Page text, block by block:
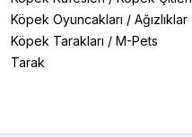
Köpek Oyuncakları / Ağızlıklar
Köpek Tarakları / M-Pets
Tarak